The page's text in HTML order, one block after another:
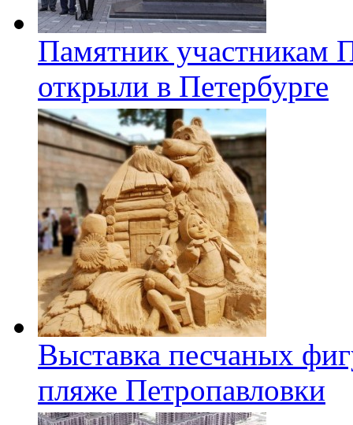
Памятник участникам
открыли в Петербурге
Выставка песчаных
пляже Петропавловки